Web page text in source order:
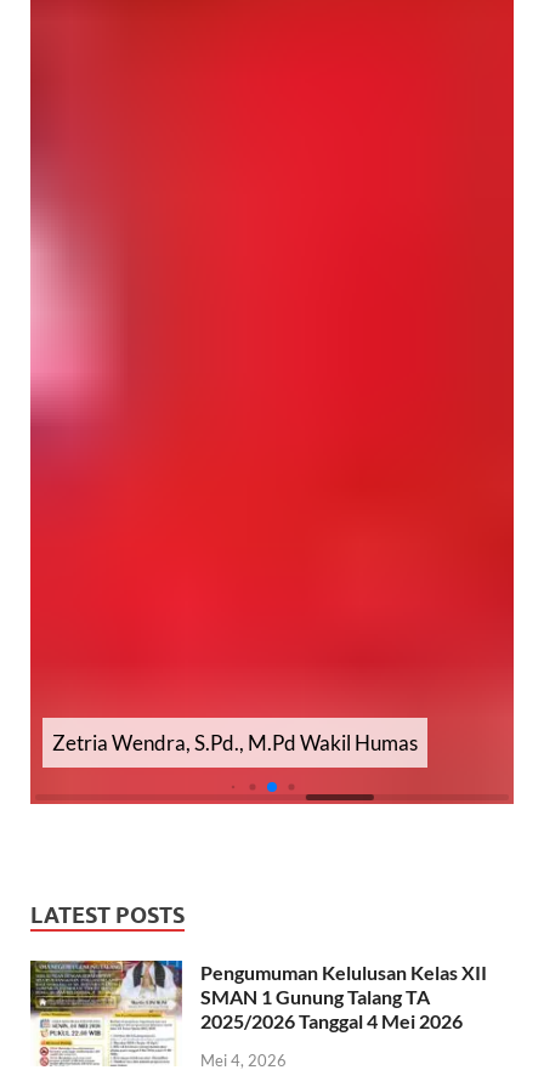
Yetti Harnita, S.Pd., M.Pd Wakil Kesiswaan
LATEST POSTS
Pengumuman Kelulusan Kelas XII
SMAN 1 Gunung Talang TA
2025/2026 Tanggal 4 Mei 2026
Mei 4, 2026